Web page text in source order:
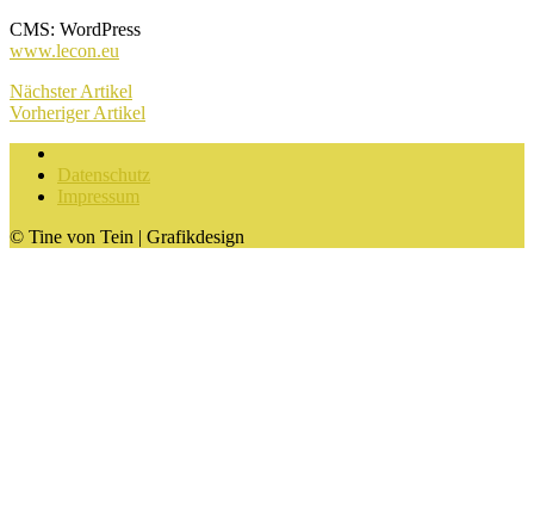
CMS: WordPress
www.lecon.eu
Nächster Artikel
Vorheriger Artikel
Datenschutz
Impressum
© Tine von Tein | Grafikdesign